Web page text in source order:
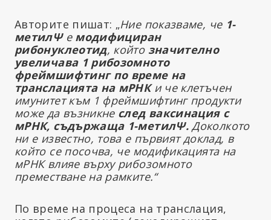
Авторите пишат: „Ние показваме, че 1-
метилΨе модифициран
рибонуклеотид, който значително
увеличава 1 рибозомното
фреймшифтинг по време на
транслацията на мРНКи че клетъчен
имунитет към 1 фреймшифтинг продукти
може да възникне след ваксинация с
мРНК, съдържаща 1-метилΨ. Доколкото
ни е известно, това е първият доклад, в
който се посочва, че модификацията на
мРНК влияе върху рибозомното
преместване на рамките.“
По време на процеса на транслация,